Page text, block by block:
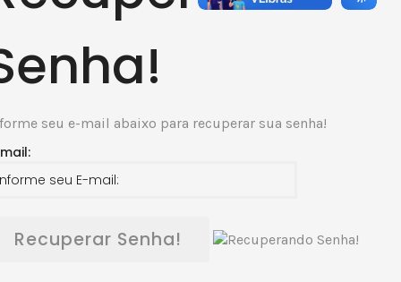
seu e-mail abaixo para recuperar sua senha!
Recuperar Senha!